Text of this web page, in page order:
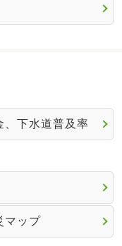
、下水道普及率
マップ